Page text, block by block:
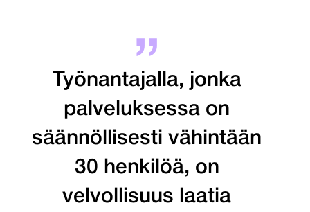
Työnantajalla, jonka
palveluksessa on
säännöllisesti vähintään
30 henkilöä, on
velvollisuus laatia